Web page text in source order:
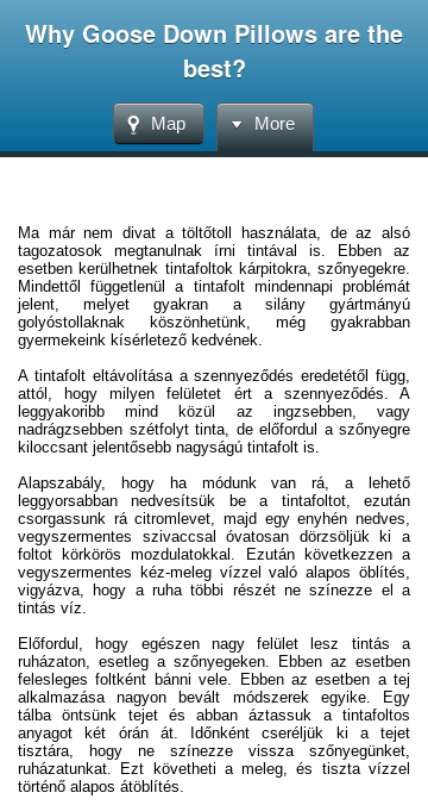
Why Goose Down Pillows are the
best?
Map More
Ma már nem divat a töltőtoll használata, de az alsó
tagozatosok megtanulnak írni tintával is. Ebben az
esetben kerülhetnek tintafoltok kárpitokra, szőnyegekre.
Mindettől függetlenül a tintafolt mindennapi problémát
jelent, melyet gyakran a silány gyártmányú
golyóstollaknak köszönhetünk, még gyakrabban
gyermekeink kísérletező kedvének.
A tintafolt eltávolítása a szennyeződés eredetétől függ,
attól, hogy milyen felületet ért a szennyeződés. A
leggyakoribb mind közül az ingzsebben, vagy
nadrágzsebben szétfolyt tinta, de előfordul a szőnyegre
kiloccsant jelentősebb nagyságú tintafolt is.
Alapszabály, hogy ha módunk van rá, a lehető
leggyorsabban nedvesítsük be a tintafoltot, ezután
csorgassunk rá citromlevet, majd egy enyhén nedves,
vegyszermentes szivaccsal óvatosan dörzsöljük ki a
foltot körkörös mozdulatokkal. Ezután következzen a
vegyszermentes kéz-meleg vízzel való alapos öblítés,
vigyázva, hogy a ruha többi részét ne színezze el a
tintás víz.
Előfordul, hogy egészen nagy felület lesz tintás a
ruházaton, esetleg a szőnyegeken. Ebben az esetben
felesleges foltként bánni vele. Ebben az esetben a tej
alkalmazása nagyon bevált módszerek egyike. Egy
tálba öntsünk tejet és abban áztassuk a tintafoltos
anyagot két órán át. Időnként cseréljük ki a tejet
tisztára, hogy ne színezze vissza szőnyegünket,
ruházatunkat. Ezt követheti a meleg, és tiszta vízzel
történő alapos átöblítés.